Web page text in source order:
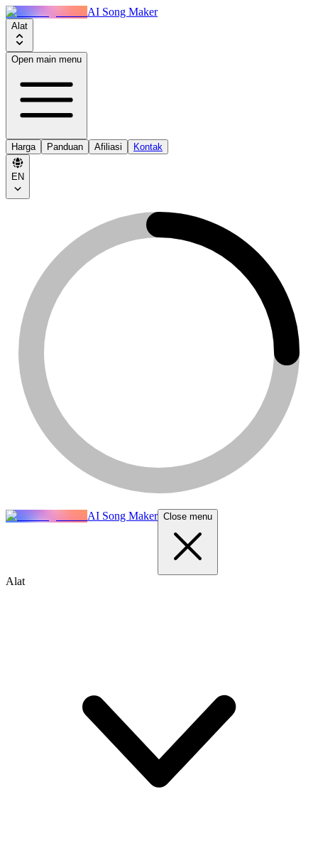
AI Song Maker
Alat
Open main menu
Harga Panduan Afiliasi Kontak
EN
AI Song Maker Close menu
Alat